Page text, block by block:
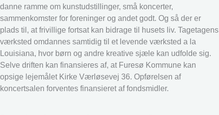
danne ramme om kunstudstillinger, små koncerter,
sammenkomster for foreninger og andet godt. Og så der er
plads til, at frivillige fortsat kan bidrage til husets liv. Tagetagens
værksted omdannes samtidig til et levende værksted a la
Louisiana, hvor børn og andre kreative sjæle kan udfolde sig.
Selve driften kan finansieres af, at Furesø Kommune kan
opsige lejemålet Kirke Værløsevej 36. Opførelsen af
koncertsalen forventes finansieret af fondsmidler.